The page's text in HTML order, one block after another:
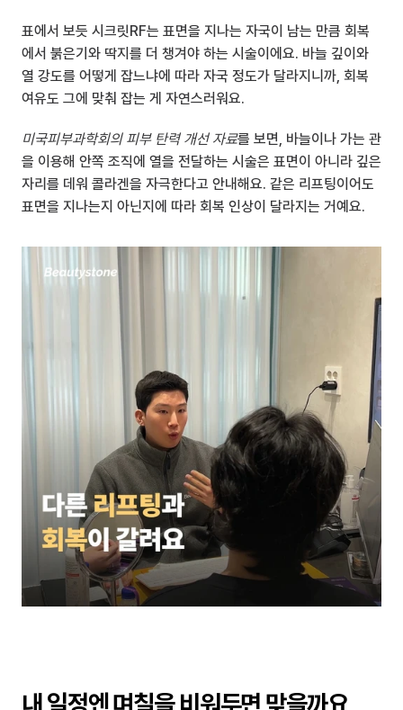
표에서 보듯 시크릿RF는 표면을 지나는 자국이 남는 만큼 회복
에서 붉은기와 딱지를 더 챙겨야 하는 시술이에요. 바늘 깊이와
열 강도를 어떻게 잡느냐에 따라 자국 정도가 달라지니까, 회복
여유도 그에 맞춰 잡는 게 자연스러워요.
미국피부과학회의 피부 탄력 개선 자료를 보면, 바늘이나 가는 관
을 이용해 안쪽 조직에 열을 전달하는 시술은 표면이 아니라 깊은
자리를 데워 콜라겐을 자극한다고 안내해요. 같은 리프팅이어도
표면을 지나는지 아닌지에 따라 회복 인상이 달라지는 거예요.
내 일정엔 며칠을 비워두면 맞을까요